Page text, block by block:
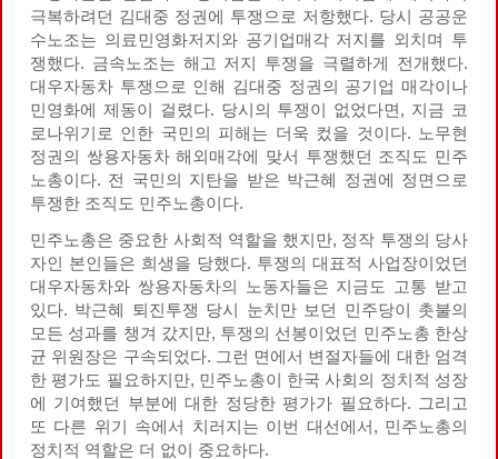
극복하려던 김대중 정권에 투쟁으로 저항했다. 당시 공공운
수노조는 의료민영화저지와 공기업매각 저지를 외치며 투
쟁했다. 금속노조는 해고 저지 투쟁을 극렬하게 전개했다.
대우자동차 투쟁으로 인해 김대중 정권의 공기업 매각이나
민영화에 제동이 걸렸다. 당시의 투쟁이 없었다면, 지금 코
로나위기로 인한 국민의 피해는 더욱 컸을 것이다. 노무현
정권의 쌍용자동차 해외매각에 맞서 투쟁했던 조직도 민주
노총이다. 전 국민의 지탄을 받은 박근혜 정권에 정면으로
투쟁한 조직도 민주노총이다.
민주노총은 중요한 사회적 역할을 했지만, 정작 투쟁의 당사
자인 본인들은 희생을 당했다. 투쟁의 대표적 사업장이었던
대우자동차와 쌍용자동차의 노동자들은 지금도 고통 받고
있다. 박근혜 퇴진투쟁 당시 눈치만 보던 민주당이 촛불의
모든 성과를 챙겨 갔지만, 투쟁의 선봉이었던 민주노총 한상
균 위원장은 구속되었다. 그런 면에서 변절자들에 대한 엄격
한 평가도 필요하지만, 민주노총이 한국 사회의 정치적 성장
에 기여했던 부분에 대한 정당한 평가가 필요하다. 그리고
또 다른 위기 속에서 치러지는 이번 대선에서, 민주노총의
정치적 역할은 더 없이 중요하다.